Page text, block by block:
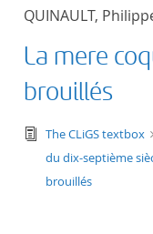
QUINAULT,
La mere
brouillés
text/
The CLiGS textbox
du dix-septième
brouillés